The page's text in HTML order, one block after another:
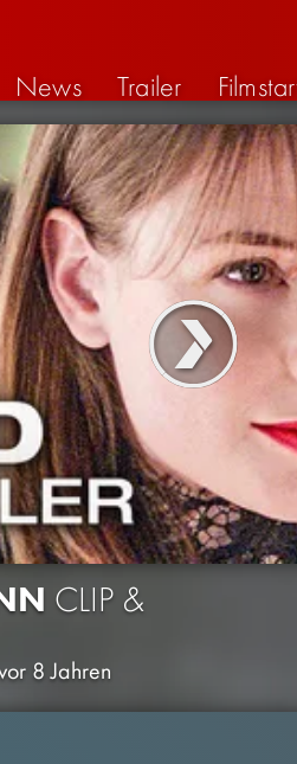
News Trailer
CLIP &
8 Jahren